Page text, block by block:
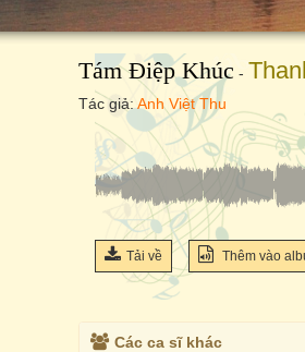
Tám Điệp Khúc -
Tác giả: Anh Việt Thu
Tải về Thêm vào
Các ca sĩ khác